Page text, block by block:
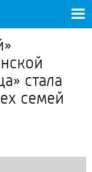
стала
семей